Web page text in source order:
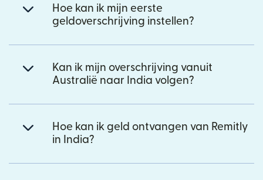
Hoe kan ik mijn eerste
geldoverschrijving instellen?
Kan ik mijn overschrijving vanuit
Australië naar India volgen?
Hoe kan ik geld ontvangen van Remitly
in India?